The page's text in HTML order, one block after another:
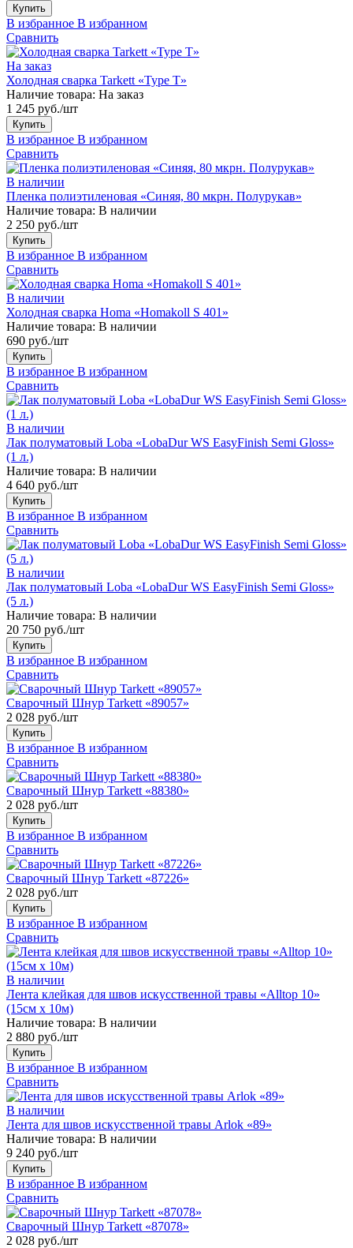
Купить
В избранное В избранном
Сравнить
На заказ
Холодная сварка Tarkett «Type T»
Наличие товара: На заказ
1 245 руб./шт
Купить
В избранное В избранном
Сравнить
В наличии
Пленка полиэтиленовая «Синяя, 80 мкрн. Полурукав»
Наличие товара: В наличии
2 250 руб./шт
Купить
В избранное В избранном
Сравнить
В наличии
Холодная сварка Homa «Homakoll S 401»
Наличие товара: В наличии
690 руб./шт
Купить
В избранное В избранном
Сравнить
В наличии
Лак полуматовый Loba «LobaDur WS EasyFinish Semi Gloss»
(1 л.)
Наличие товара: В наличии
4 640 руб./шт
Купить
В избранное В избранном
Сравнить
В наличии
Лак полуматовый Loba «LobaDur WS EasyFinish Semi Gloss»
(5 л.)
Наличие товара: В наличии
20 750 руб./шт
Купить
В избранное В избранном
Сравнить
Сварочный Шнур Tarkett «89057»
2 028 руб./шт
Купить
В избранное В избранном
Сравнить
Сварочный Шнур Tarkett «88380»
2 028 руб./шт
Купить
В избранное В избранном
Сравнить
Сварочный Шнур Tarkett «87226»
2 028 руб./шт
Купить
В избранное В избранном
Сравнить
В наличии
Лента клейкая для швов искусственной травы «Alltop 10»
(15см х 10м)
Наличие товара: В наличии
2 880 руб./шт
Купить
В избранное В избранном
Сравнить
В наличии
Лента для швов искусственной травы Arlok «89»
Наличие товара: В наличии
9 240 руб./шт
Купить
В избранное В избранном
Сравнить
Сварочный Шнур Tarkett «87078»
2 028 руб./шт